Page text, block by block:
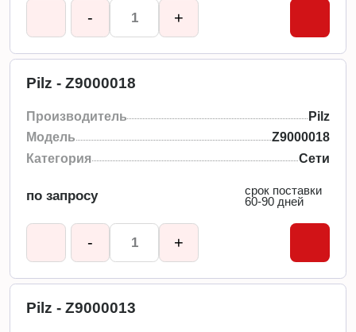
- +
Pilz - Z9000018
Производитель
Pilz
Модель
Z9000018
Категория
Сети
по запросу
срок поставки
60-90 дней
- +
Pilz - Z9000013